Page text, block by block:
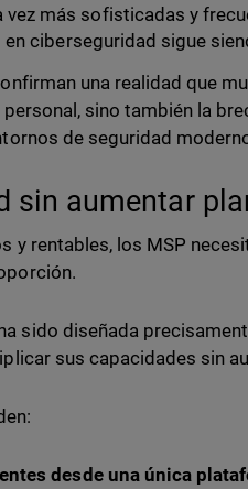
vez más sofisticadas y
ciberseguridad sigue
una realidad que
sino también la
de seguridad
sin aumentar
y rentables, los MSP
sido diseñada
sus capacidades sin
desde una única